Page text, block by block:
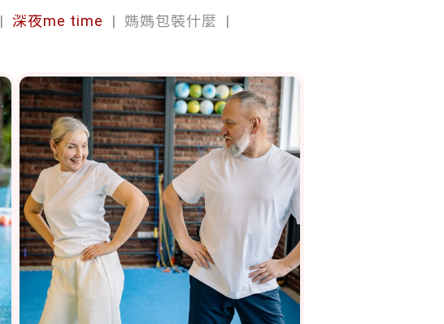
| 深夜me time | 媽媽包裝什麼 |